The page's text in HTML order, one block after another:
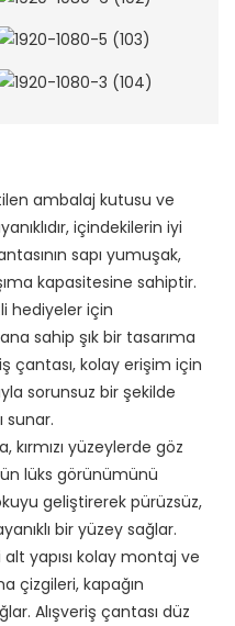
ambalaj kutusu ve
içindekilerin iyi
sapı yumuşak,
kapasitesine sahiptir.
hediyeler için
sahip şık bir tasarıma
çantası, kolay erişim için
sorunsuz bir şekilde
sunar.
kırmızı yüzeylerde göz
lüks görünümünü
geliştirerek pürüzsüz,
bir yüzey sağlar.
yapısı kolay montaj ve
çizgileri, kapağın
Alışveriş çantası düz